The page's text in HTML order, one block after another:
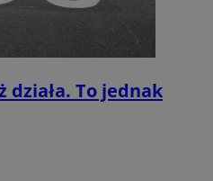
działa. To jednak